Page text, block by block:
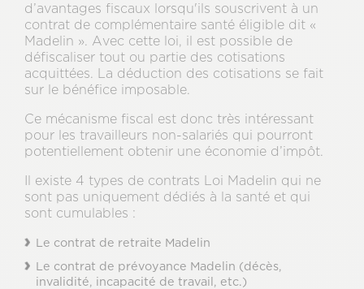
d’avantages fiscaux lorsqu'ils souscrivent à un
contrat de complémentaire santé éligible dit «
Madelin ». Avec cette loi, il est possible de
défiscaliser tout ou partie des cotisations
acquittées. La déduction des cotisations se fait
sur le bénéfice imposable.
Ce mécanisme fiscal est donc très intéressant
pour les travailleurs non-salariés qui pourront
potentiellement obtenir une économie d’impôt.
Il existe 4 types de contrats Loi Madelin qui ne
sont pas uniquement dédiés à la santé et qui
sont cumulables :
Le contrat de retraite Madelin
Le contrat de prévoyance Madelin (décès,
invalidité, incapacité de travail, etc.)